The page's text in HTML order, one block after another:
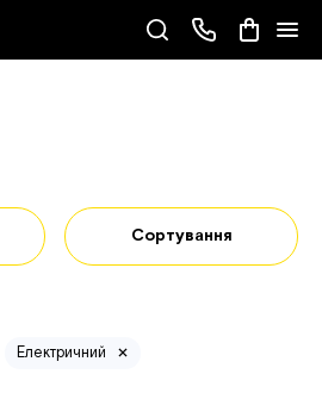
Сортування
Електричний